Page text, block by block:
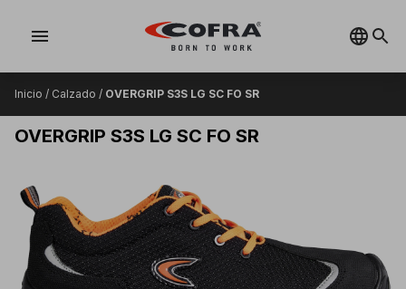
menu
Inicio / Calzado / OVERGRIP S3S LG SC FO SR
OVERGRIP S3S LG SC FO SR